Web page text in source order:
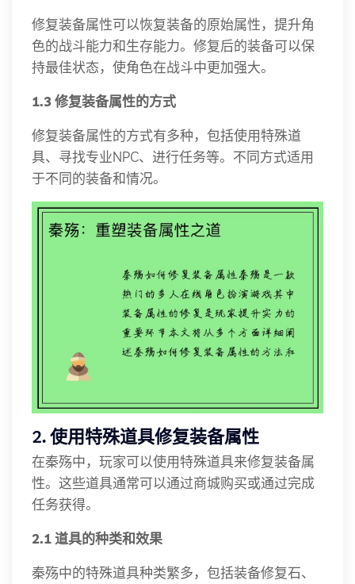
修复装备属性可以恢复装备的原始属性，提升角
色的战斗能力和生存能力。修复后的装备可以保
持最佳状态，使角色在战斗中更加强大。
1.3 修复装备属性的方式
修复装备属性的方式有多种，包括使用特殊道
具、寻找专业NPC、进行任务等。不同方式适用
于不同的装备和情况。
2. 使用特殊道具修复装备属性
在秦殇中，玩家可以使用特殊道具来修复装备属
性。这些道具通常可以通过商城购买或通过完成
任务获得。
2.1 道具的种类和效果
秦殇中的特殊道具种类繁多，包括装备修复石、